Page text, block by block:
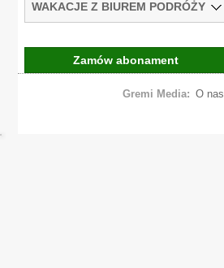
WAKACJE Z BIUREM PODRÓŻY
Zamów abonament
Gremi Media: O nas